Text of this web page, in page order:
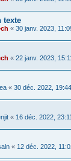
texte
« 30 janv. 2023,
« 22 janv. 2023,
« 30 déc. 2022, 19:44
« 16 déc. 2022, 23:11
« 12 déc. 2022,